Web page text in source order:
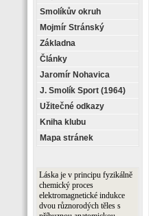
Smolíkův okruh
Mojmír Stránský
Základna
Články
Jaromír Nohavica
J. Smolík Sport (1964)
Užitečné odkazy
Kniha klubu
Mapa stránek